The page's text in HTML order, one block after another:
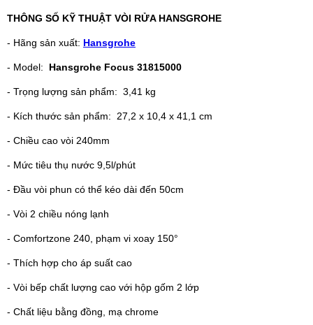
THÔNG SỐ KỸ THUẬT VÒI RỬA HANSGROHE
- Hãng sản xuất: Hansgrohe
- Model: Hansgrohe Focus 31815000
- Trọng lượng sản phẩm: 3,41 kg
- Kích thước sản phẩm: 27,2 x 10,4 x 41,1 cm
- Chiều cao vòi 240mm
- Mức tiêu thụ nước 9,5l/phút
- Đầu vòi phun có thể kéo dài đến 50cm
- Vòi 2 chiều nóng lạnh
- Comfortzone 240, phạm vi xoay 150°
- Thích hợp cho áp suất cao
- Vòi bếp chất lượng cao với hộp gốm 2 lớp
- Chất liệu bằng đồng, mạ chrome